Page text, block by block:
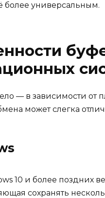
более универсальным.
— в зависимости от
может слегка
10 и более поздних
сохранять